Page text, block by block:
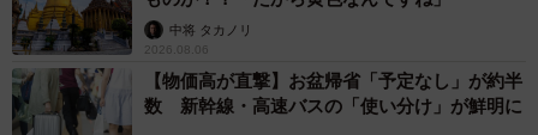
中将 タカノリ
2026.08.06
【物価高が直撃】お盆帰省「予定なし」が約半
数 新幹線・高速バスの「使い分け」が鮮明に